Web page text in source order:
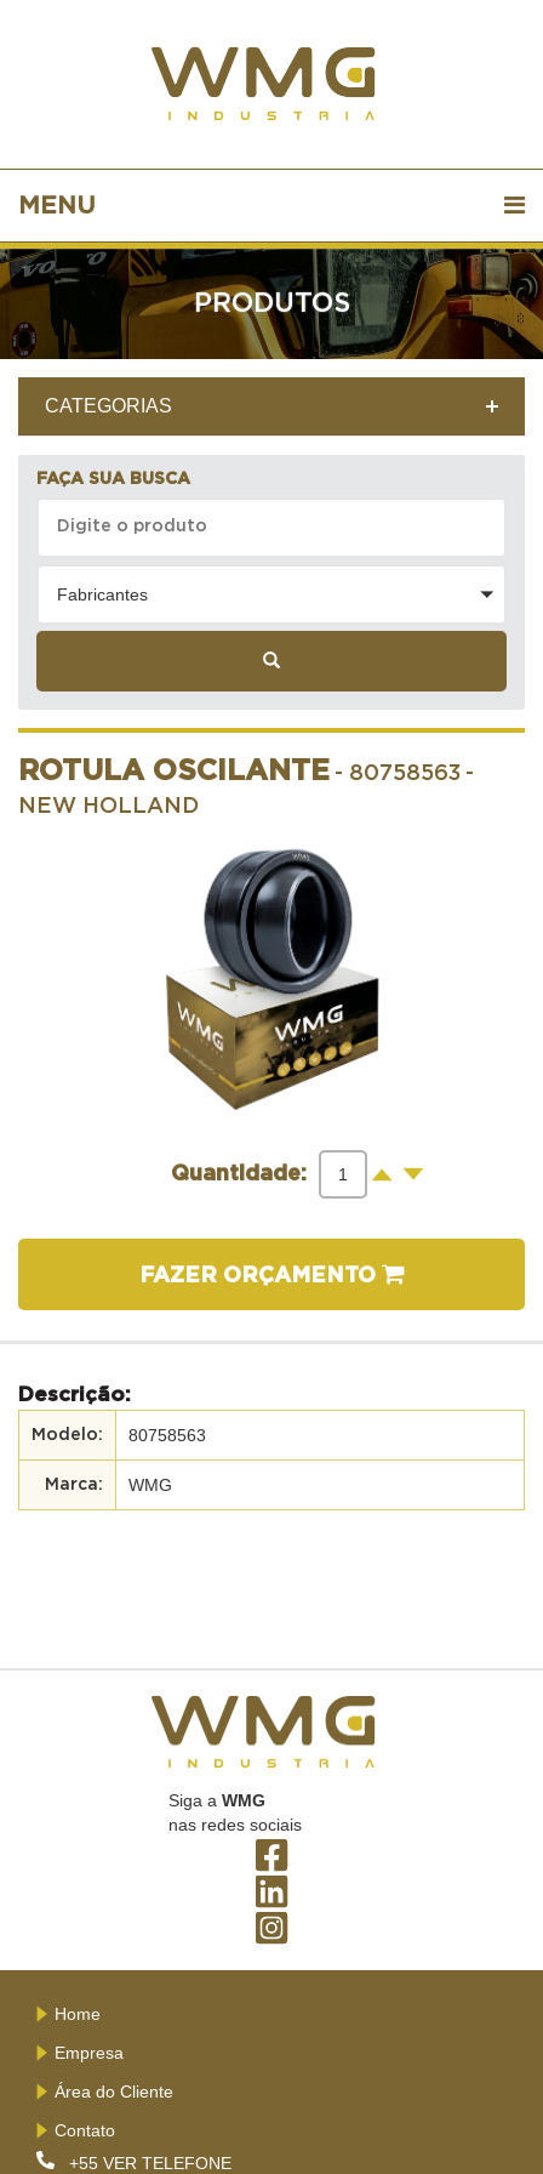
MENU
PRODUTOS
CATEGORIAS
FAÇA SUA BUSCA
Fabricantes
ROTULA OSCILANTE - 80758563 -
NEW HOLLAND
Quantidade: + -
FAZER ORÇAMENTO
Descrição:
80758563
WMG
Siga a WMG
nas redes sociais
Home
Empresa
Área do Cliente
Contato
+55 VER TELEFONE